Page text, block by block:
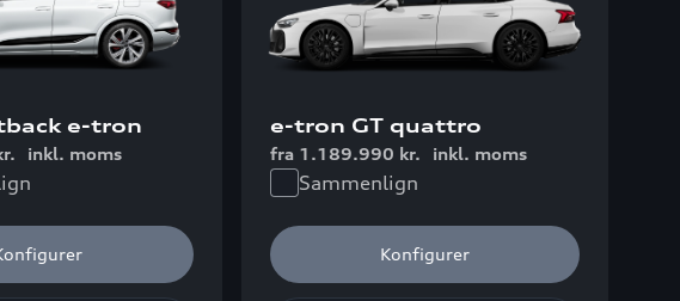
e-tron
inkl. moms
e-tron GT quattro
fra 1.189.990 kr. inkl. moms
Sammenlign
Konfigurer